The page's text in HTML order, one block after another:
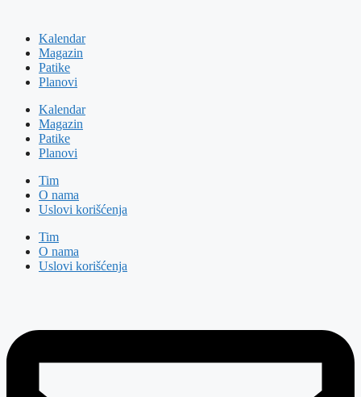
Kalendar
Magazin
Patike
Planovi
Kalendar
Magazin
Patike
Planovi
Tim
O nama
Uslovi korišćenja
Tim
O nama
Uslovi korišćenja